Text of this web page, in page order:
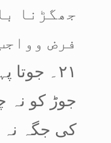
جھگڑنا
فرض
۲۱۔ جوتا
جوڑ کو نہ
کی جگہ نہ